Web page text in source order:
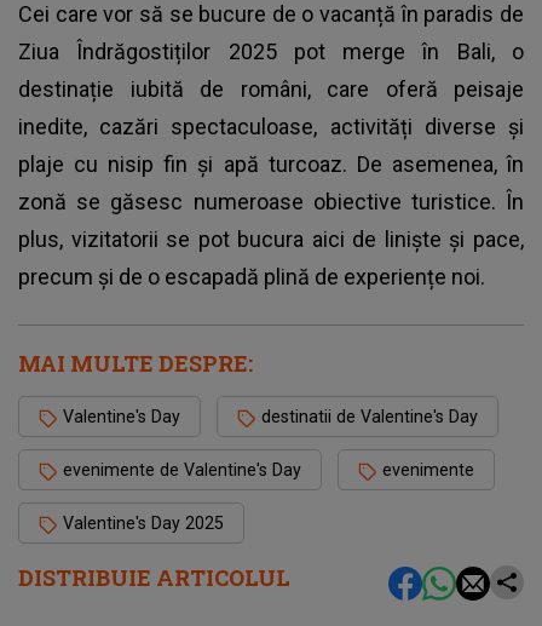
DISTRIBUIE ARTICOLUL
Cei care vor să se bucure de o vacanță în paradis de
Ziua Îndrăgostiților 2025 pot merge în Bali, o
destinație iubită de români, care oferă peisaje
inedite, cazări spectaculoase, activități diverse și
plaje cu nisip fin și apă turcoaz. De asemenea, în
zonă se găsesc numeroase obiective turistice. În
plus, vizitatorii se pot bucura aici de liniște și pace,
precum și de o escapadă plină de experiențe noi.
MAI MULTE DESPRE:
Valentine's Day destinatii de Valentine's Day
evenimente de Valentine's Day evenimente
Valentine's Day 2025